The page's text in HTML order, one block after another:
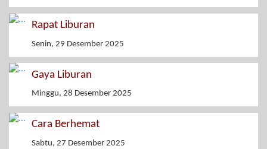
Rapat Liburan
Senin, 29 Desember 2025
Gaya Liburan
Minggu, 28 Desember 2025
Cara Berhemat
Sabtu, 27 Desember 2025